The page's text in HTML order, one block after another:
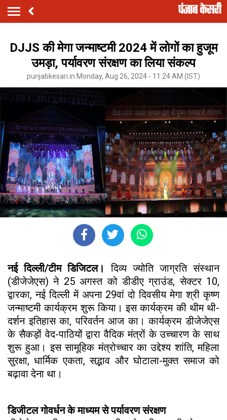
DJJS की मेगा जन्माष्टमी 2024 में लोगों का हुजूम
उमड़ा, पर्यावरण संरक्षण का लिया संकल्प
punjabkesari.in Monday, Aug 26, 2024 - 11:24 AM (IST)
नई दिल्ली/टीम डिजिटल।दिव्य ज्योति जाग्रति संस्थान
(डीजेजेएस) ने 25 अगस्त को डीडीए ग्राउंड, सेक्टर 10,
द्वारका, नई दिल्ली में अपना 29वां दो दिवसीय मेगा श्री कृष्ण
जन्माष्टमी कार्यक्रम शुरू किया। इस कार्यक्रम की थीम थी-
दर्शन इतिहास का, परिवर्तन आज का। कार्यक्रम डीजेजेएस
के सैकड़ों वेद-पाठियों द्वारा वैदिक मंत्रों के उच्चारण के साथ
शुरू हुआ। इस सामूहिक मंत्रोच्चार का उद्देश्य शांति, महिला
सुरक्षा, धार्मिक एकता, सद्भाव और घोटाला-मुक्त समाज को
बढ़ावा देना था।
डिजीटल गोवर्धन के माध्यम से पर्यावरण संरक्षण